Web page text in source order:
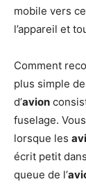
mobile vers
l’appareil et
Comment
plus simple
d’avion
fuselage.
lorsque les
écrit petit
queue de l’